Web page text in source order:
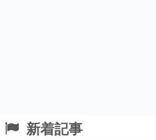
新着記事